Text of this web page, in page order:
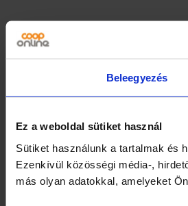
Beleegyezés
Ez a weboldal sütiket használ
Sütiket használunk a tartalmak és
Ezenkívül közösségi média-,
más olyan adatokkal, amelyeket